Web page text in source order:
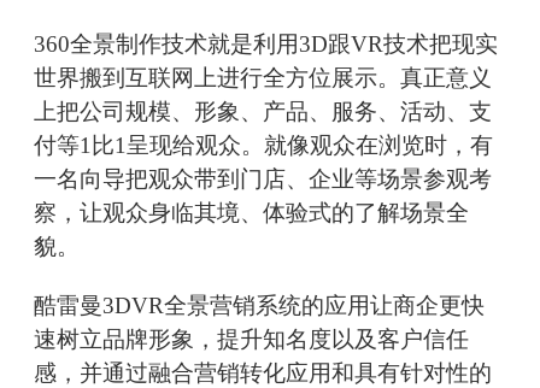
360全景制作技术就是利用3D跟VR技术把现实
世界搬到互联网上进行全方位展示。真正意义
上把公司规模、形象、产品、服务、活动、支
付等1比1呈现给观众。就像观众在浏览时，有
一名向导把观众带到门店、企业等场景参观考
察，让观众身临其境、体验式的了解场景全
貌。
酷雷曼3DVR全景营销系统的应用让商企更快
速树立品牌形象，提升知名度以及客户信任
感，并通过融合营销转化应用和具有针对性的